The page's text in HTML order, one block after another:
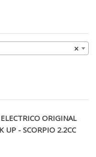
×
ORIGINAL
UP - SCORPIO 2.2CC